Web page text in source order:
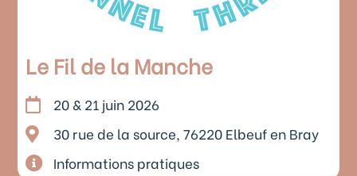
Le Fil de la Manche
20 & 21 juin 2026
30 rue de la source, 76220 Elbeuf en Bray
Informations pratiques